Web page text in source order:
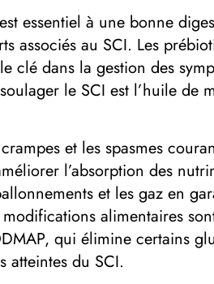
essentiel à une bonne
associés au SCI. Les
clé dans la gestion des
le SCI est l’huile
et les spasmes
l’absorption des
et les gaz en
alimentaires
qui élimine certains
atteintes du SCI.